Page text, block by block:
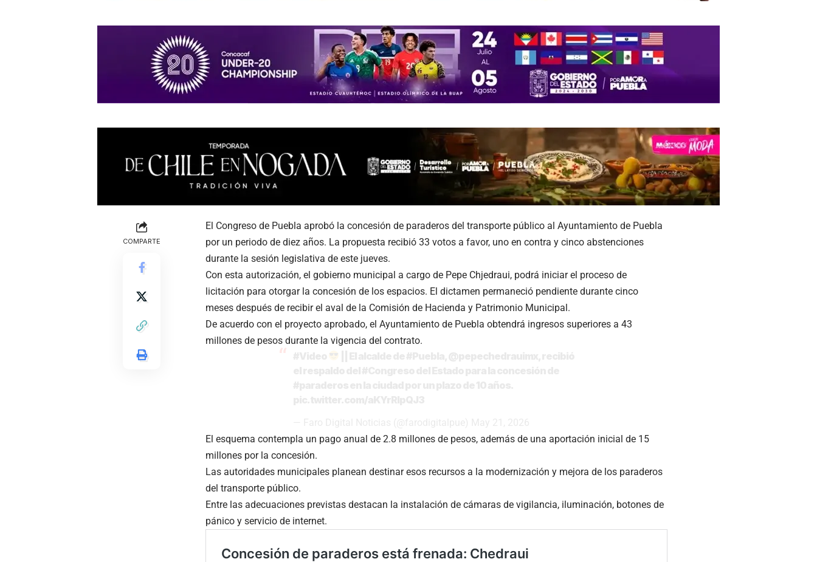
COMPARTE
El Congreso de Puebla aprobó la concesión de paraderos del transporte público al Ayuntamiento de Puebla
por un periodo de diez años. La propuesta recibió 33 votos a favor, uno en contra y cinco abstenciones
durante la sesión legislativa de este jueves.
Con esta autorización, el gobierno municipal a cargo de Pepe Chjedraui, podrá iniciar el proceso de
licitación para otorgar la concesión de los espacios. El dictamen permaneció pendiente durante cinco
meses después de recibir el aval de la Comisión de Hacienda y Patrimonio Municipal.
De acuerdo con el proyecto aprobado, el Ayuntamiento de Puebla obtendrá ingresos superiores a 43
millones de pesos durante la vigencia del contrato.
El esquema contempla un pago anual de 2.8 millones de pesos, además de una aportación inicial de 15
millones por la concesión.
Las autoridades municipales planean destinar esos recursos a la modernización y mejora de los paraderos
del transporte público.
Entre las adecuaciones previstas destacan la instalación de cámaras de vigilancia, iluminación, botones de
pánico y servicio de internet.